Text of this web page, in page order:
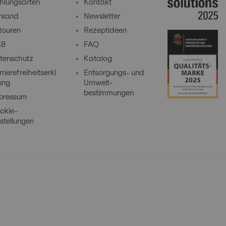
Kontakt
Newsletter
Rezeptideen
FAQ
Katalog
Entsorgungs- und
Umwelt-
bestimmungen